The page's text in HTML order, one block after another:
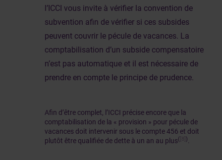
l’ICCI vous invite à vérifier la convention de
subvention afin de vérifier si ces subsides
peuvent couvrir le pécule de vacances. La
comptabilisation d’un subside compensatoire
n’est pas automatique et il est nécessaire de
prendre en compte le principe de prudence.
Afin d’être complet, l’ICCI précise encore que la
comptabilisation de la « provision » pour pécule de
vacances doit intervenir sous le compte 456 et doit
plutôt être qualifiée de dette à un an au plus( [8])